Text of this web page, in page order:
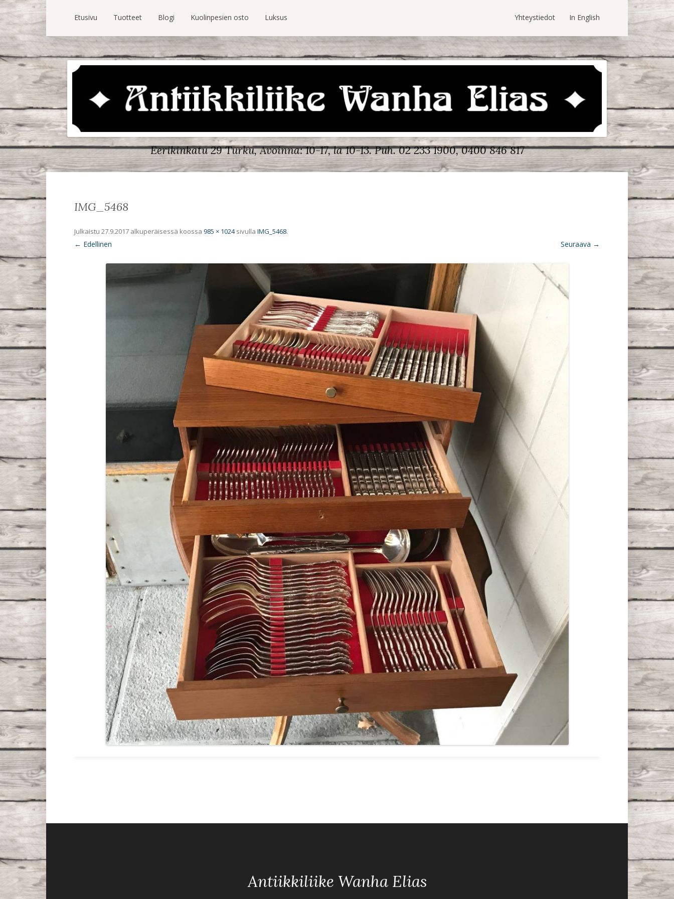
Etusivu Tuotteet Blogi Kuolinpesien osto Luksus In English
Yhteystiedot
Eerikinkatu 29 Turku, Avoinna: 10-17, la 10-13.Puh. 02 233 1900, 0400 846 817
IMG_5468
Julkaistu 27.9.2017 alkuperäisessä koossa 985 × 1024sivulla IMG_5468.
← Edellinen Seuraava →
Antiikkiliike Wanha Elias